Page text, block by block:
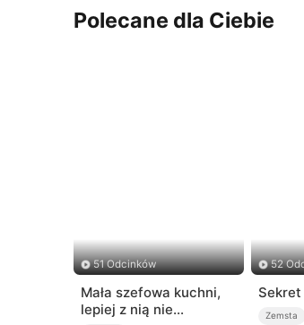
Polecane dla Ciebie
51 Odcinków
Mała szefowa kuchni,
lepiej z nią nie
52
Zemsta